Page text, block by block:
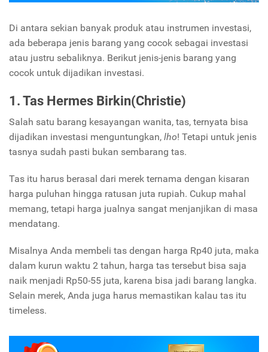
Di antara sekian banyak produk atau instrumen investasi,
ada beberapa jenis barang yang cocok sebagai investasi
atau justru sebaliknya. Berikut jenis-jenis barang yang
cocok untuk dijadikan investasi.
1. Tas Hermes Birkin(Christie)
Salah satu barang kesayangan wanita, tas, ternyata bisa
dijadikan investasi menguntungkan, lho! Tetapi untuk jenis
tasnya sudah pasti bukan sembarang tas.
Tas itu harus berasal dari merek ternama dengan kisaran
harga puluhan hingga ratusan juta rupiah. Cukup mahal
memang, tetapi harga jualnya sangat menjanjikan di masa
mendatang.
Misalnya Anda membeli tas dengan harga Rp40 juta, maka
dalam kurun waktu 2 tahun, harga tas tersebut bisa saja
naik menjadi Rp50-55 juta, karena bisa jadi barang langka.
Selain merek, Anda juga harus memastikan kalau tas itu
timeless.